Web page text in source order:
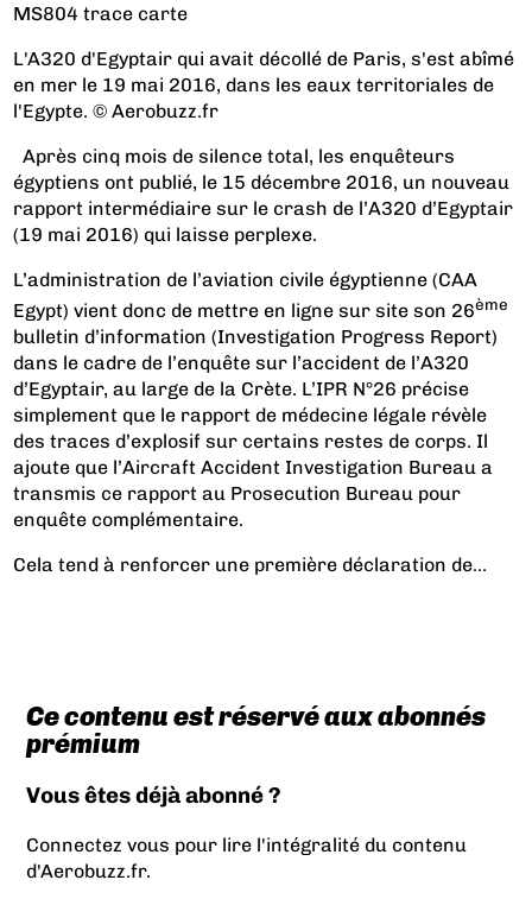
MS804 trace carte
L'A320 d'Egyptair qui avait décollé de Paris, s'est abîmé
en mer le 19 mai 2016, dans les eaux territoriales de
l'Egypte. © Aerobuzz.fr
Après cinq mois de silence total, les enquêteurs
égyptiens ont publié, le 15 décembre 2016, un nouveau
rapport intermédiaire sur le crash de l’A320 d’Egyptair
(19 mai 2016) qui laisse perplexe.
L’administration de l’aviation civile égyptienne (CAA
Egypt) vient donc de mettre en ligne sur site son 26ème
bulletin d’information (Investigation Progress Report)
dans le cadre de l’enquête sur l’accident de l’A320
d’Egyptair, au large de la Crète. L’IPR N°26 précise
simplement que le rapport de médecine légale révèle
des traces d’explosif sur certains restes de corps. Il
ajoute que l’Aircraft Accident Investigation Bureau a
transmis ce rapport au Prosecution Bureau pour
enquête complémentaire.
Cela tend à renforcer une première déclaration de...
Ce contenu est réservé aux abonnés
prémium
Vous êtes déjà abonné ?
Connectez vous pour lire l'intégralité du contenu
d'Aerobuzz.fr.